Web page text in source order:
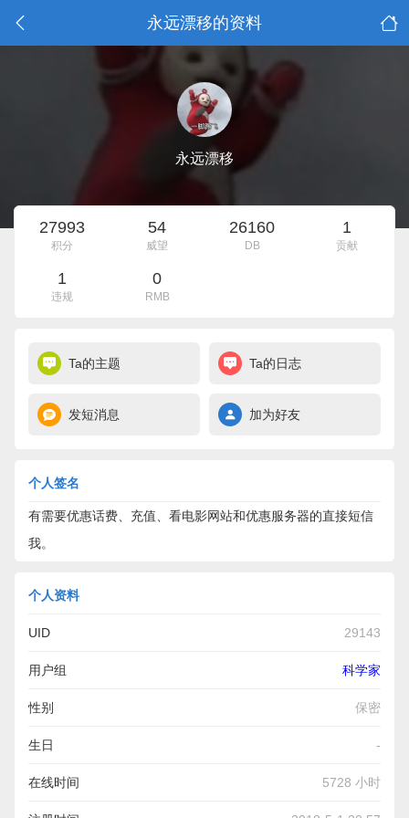
永远漂移的资料
永远漂移
27993
积分
54
威望
26160
DB
1
贡献
1
违规
0
RMB
Ta的主题 Ta的日志
发短消息 加为好友
个人签名
有需要优惠话费、充值、看电影网站和优惠服务器的直接短信
我。
个人资料
UID 29143
用户组 科学家
性别 保密
生日 -
在线时间 5728 小时